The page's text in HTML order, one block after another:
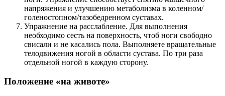
напряжения и улучшению метаболизма в коленном/
голеностопном/тазобедренном суставах.
Упражнение на расслабление. Для выполнения
необходимо сесть на поверхность, чтоб ноги свободно
свисали и не касались пола. Выполняете вращательные
телодвижения ногой в области сустава. По три раза
отдельной ногой в каждую сторону.
Положение «на животе»